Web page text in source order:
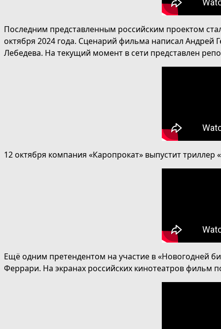
Последним представленным российским проектом
октября 2024 года. Сценарий фильма написал
Лебедева. На текущий момент в сети представлен
12 октября компания «Каропрокат» выпустит
Ещё одним претендентом на участие в «Новогодней
Феррари. На экранах российских кинотеатров фильм